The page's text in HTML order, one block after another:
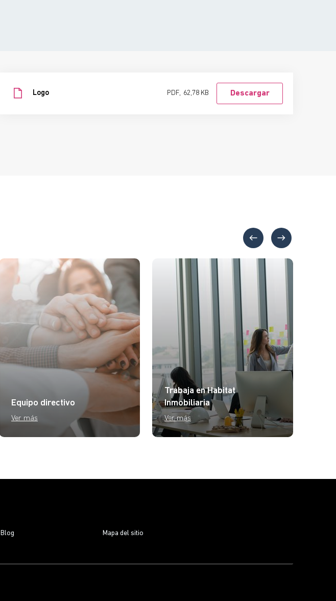
Logo PDF, 62,78 KB Descargar
Equipo directivo
Ver más
Trabaja en Habitat
Inmobiliaria
Ver más
Blog Mapa del sitio